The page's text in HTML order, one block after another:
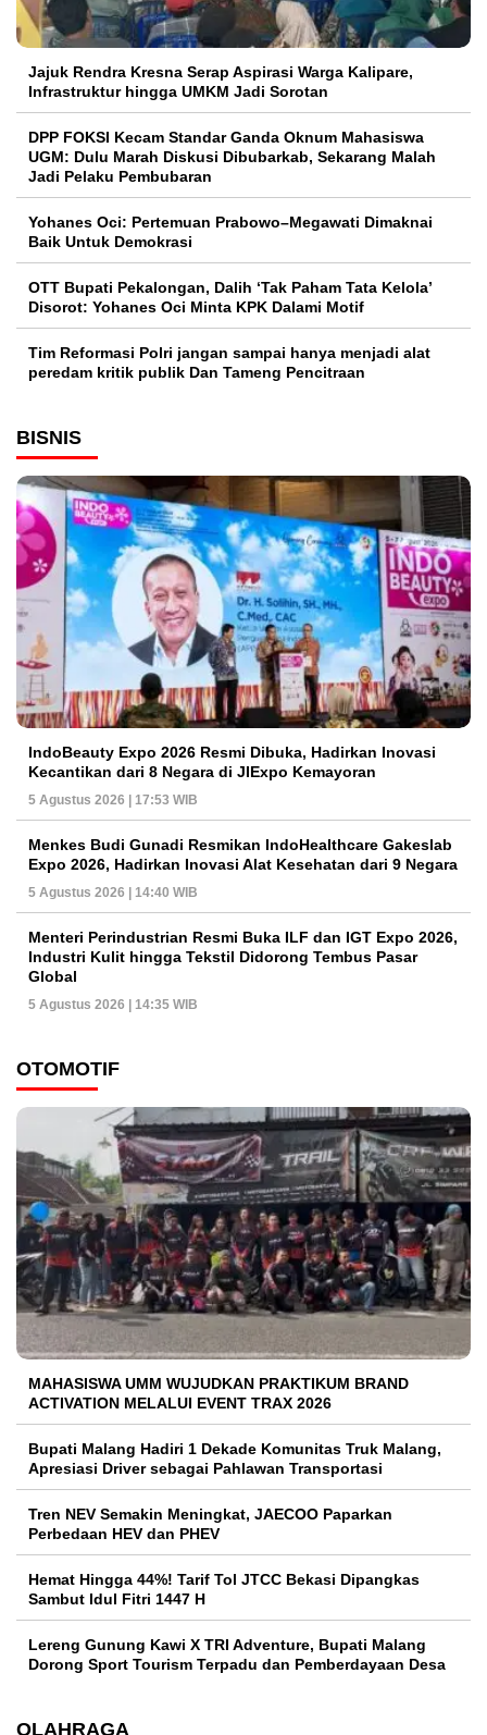
Jajuk Rendra Kresna Serap Aspirasi Warga Kalipare,
Infrastruktur hingga UMKM Jadi Sorotan
DPP FOKSI Kecam Standar Ganda Oknum Mahasiswa
UGM: Dulu Marah Diskusi Dibubarkab, Sekarang Malah
Jadi Pelaku Pembubaran
Yohanes Oci: Pertemuan Prabowo–Megawati Dimaknai
Baik Untuk Demokrasi
OTT Bupati Pekalongan, Dalih ‘Tak Paham Tata Kelola’
Disorot: Yohanes Oci Minta KPK Dalami Motif
Tim Reformasi Polri jangan sampai hanya menjadi alat
peredam kritik publik Dan Tameng Pencitraan
BISNIS
IndoBeauty Expo 2026 Resmi Dibuka, Hadirkan Inovasi
Kecantikan dari 8 Negara di JIExpo Kemayoran
5 Agustus 2026 | 17:53 WIB
Menkes Budi Gunadi Resmikan IndoHealthcare Gakeslab
Expo 2026, Hadirkan Inovasi Alat Kesehatan dari 9 Negara
5 Agustus 2026 | 14:40 WIB
Menteri Perindustrian Resmi Buka ILF dan IGT Expo 2026,
Industri Kulit hingga Tekstil Didorong Tembus Pasar
Global
5 Agustus 2026 | 14:35 WIB
OTOMOTIF
MAHASISWA UMM WUJUDKAN PRAKTIKUM BRAND
ACTIVATION MELALUI EVENT TRAX 2026
Bupati Malang Hadiri 1 Dekade Komunitas Truk Malang,
Apresiasi Driver sebagai Pahlawan Transportasi
Tren NEV Semakin Meningkat, JAECOO Paparkan
Perbedaan HEV dan PHEV
Hemat Hingga 44%! Tarif Tol JTCC Bekasi Dipangkas
Sambut Idul Fitri 1447 H
Lereng Gunung Kawi X TRI Adventure, Bupati Malang
Dorong Sport Tourism Terpadu dan Pemberdayaan Desa
OLAHRAGA